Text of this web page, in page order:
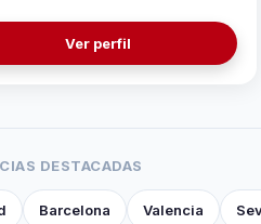
marcas de
equipación, componentes y
Nunca fingido.
Ver perfil
DESTACADAS
Barcelona Valencia